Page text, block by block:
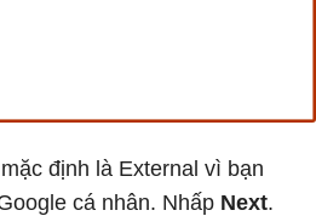
định là External vì bạn
cá nhân. Nhấp Next.